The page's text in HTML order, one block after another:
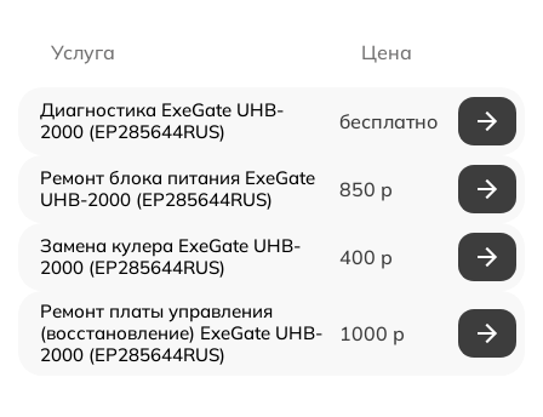
Услуга Цена
Диагностика ExeGate UHB-
2000 (EP285644RUS)
бесплатно
Ремонт блока питания ExeGate
UHB-2000 (EP285644RUS)
850 р
Замена кулера ExeGate UHB-
2000 (EP285644RUS)
400 р
Ремонт платы управления
(восстановление) ExeGate UHB-
2000 (EP285644RUS)
1000 р